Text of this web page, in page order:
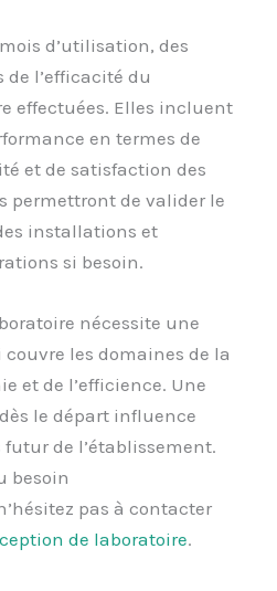
d’utilisation, des
l’efficacité du
effectuées. Elles incluent
en termes de
et de satisfaction des
permettront de valider le
installations et
si besoin.
nécessite une
les domaines de la
et de l’efficience. Une
le départ influence
de l’établissement.
besoin
pas à contacter
de laboratoire.